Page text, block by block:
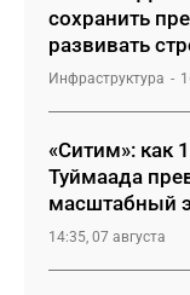
сохранить
развивать
Инфраструктура
«Ситим»: как
Туймаада
масштабный
14:35, 07 августа